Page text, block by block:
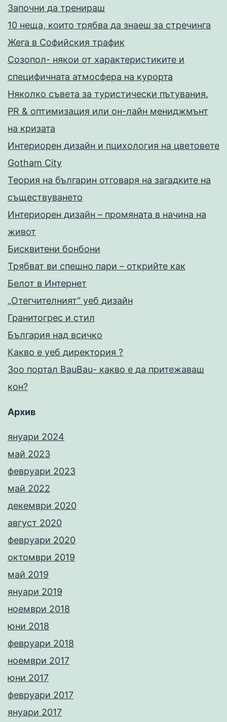
Запoчни да тренираш
10 неща, които трябва да знаеш за стречинга
Жега в Софийския трафик
Созопол- някои от характеристиките и
специфичната атмосфера на курорта
Няколко съвета за туристически пътувания.
PR & оптимизация или он-лайн мениджмънт
на кризата
Интериорен дизайн и пцихология на цветовете
Gotham City
Теория на българин отговаря на загадките на
съществуването
Интериорен дизайн – промяната в начина на
живот
Бисквитени бонбони
Трябват ви спешно пари – открийте как
Белот в Интернет
„Отегчителният“ уеб дизайн
Гранитогрес и стил
България над всичко
Какво е уеб директория ?
Зоо портал BauBau- какво е да притежаваш
кон?
Архив
януари 2024
май 2023
февруари 2023
май 2022
декември 2020
август 2020
февруари 2020
октомври 2019
май 2019
януари 2019
ноември 2018
юни 2018
февруари 2018
ноември 2017
юни 2017
февруари 2017
януари 2017